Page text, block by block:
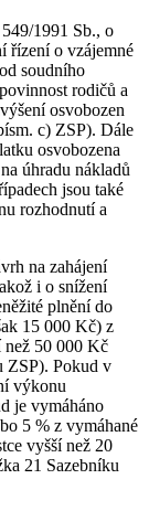
1991 Sb., o
řízení o vzájemné
soudního
rodičů a
osvobozen
c) ZSP). Dále
osvobozena
úhradu nákladů
jsou také
rozhodnutí a
na zahájení
i o snížení
plnění do
15 000 Kč) z
než 50 000 Kč
ZSP). Pokud v
výkonu
je vymáháno
5 % z vymáhané
vyšší než 20
21 Sazebníku